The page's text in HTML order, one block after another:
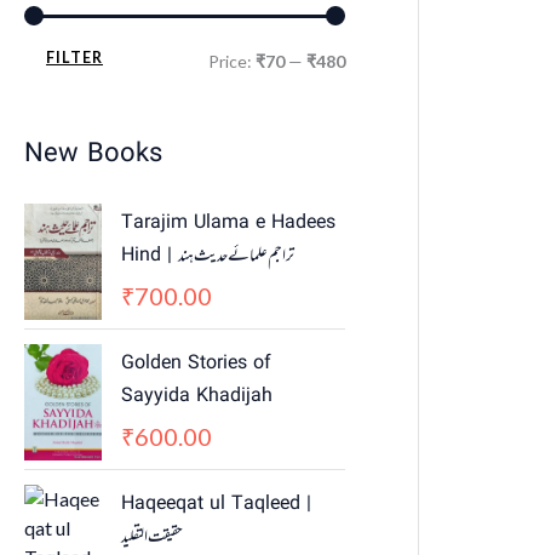
FILTER Price: ₹70— ₹480
New Books
Tarajim Ulama e Hadees
Hind | تراجم علمائے حديث ہند
₹700.00
Golden Stories of
Sayyida Khadijah
₹600.00
Haqeeqat ul Taqleed |
حقیقت التقلید